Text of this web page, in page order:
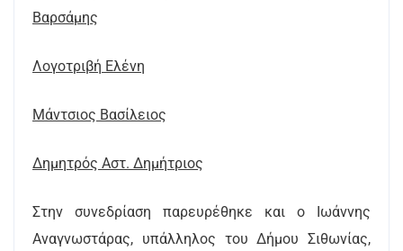
Βαρσάμης
Λογοτριβή Ελένη
Μάντσιος Βασίλειος
Δημητρός Αστ. Δημήτριος
Στην συνεδρίαση παρευρέθηκε και ο Ιωάννης
Αναγνωστάρας, υπάλληλος του Δήμου Σιθωνίας,